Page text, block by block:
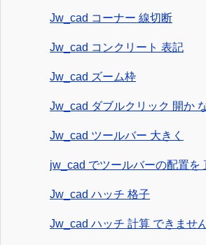
Jw_cad コーナー 線切断
Jw_cad コンクリート 表記
Jw_cad ズーム枠
Jw_cad ダブルクリック 開か
Jw_cad ツールバー 大きく
jw_cad でツールバーの配置を
Jw_cad ハッチ 格子
Jw_cad ハッチ 計算 できませ